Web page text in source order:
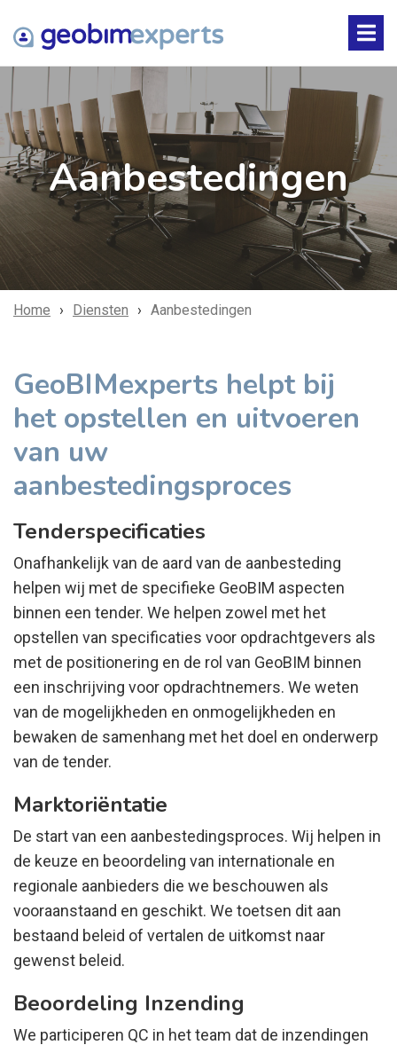
Aanbestedingen
Home Diensten Aanbestedingen
GeoBIMexperts helpt bij
het opstellen en uitvoeren
van uw
aanbestedingsproces
Tenderspecificaties
Onafhankelijk van de aard van de aanbesteding
helpen wij met de specifieke GeoBIM aspecten
binnen een tender. We helpen zowel met het
opstellen van specificaties voor opdrachtgevers als
met de positionering en de rol van GeoBIM binnen
een inschrijving voor opdrachtnemers. We weten
van de mogelijkheden en onmogelijkheden en
bewaken de samenhang met het doel en onderwerp
van de tender.
Marktoriëntatie
De start van een aanbestedingsproces. Wij helpen in
de keuze en beoordeling van internationale en
regionale aanbieders die we beschouwen als
vooraanstaand en geschikt. We toetsen dit aan
bestaand beleid of vertalen de uitkomst naar
gewenst beleid.
Beoordeling Inzending
We participeren QC in het team dat de inzendingen